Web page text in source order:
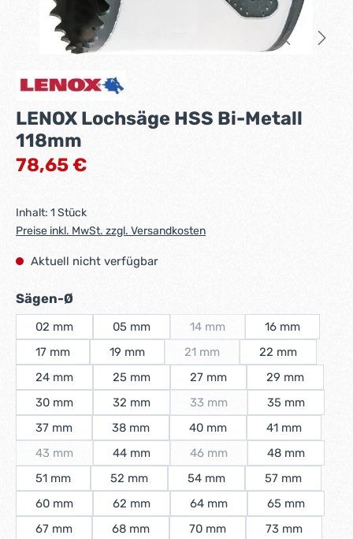
LENOX Lochsäge HSS Bi-Metall
118mm
Regulärer Preis:
78,65 €
Inhalt: 1 Stück
Preise inkl. MwSt. zzgl. Versandkosten
Aktuell nicht verfügbar
Sägen-Ø
02 mm 05 mm 14 mm
(Diese Option ist zurzeit nicht
16 mm
17 mm
19 mm 21 mm
22 mm
24 mm
25 mm 27 mm
29 mm
30 mm
32 mm 33 mm
(Diese Option ist zurzeit nicht
35 mm
37 mm
38 mm 40 mm
41 mm
43 mm
44 mm 46 mm
(Diese Option ist zurzeit nicht
48 mm
51 mm
52 mm 54 mm
57 mm
60 mm
62 mm 64 mm
65 mm
67 mm
68 mm 70 mm
73 mm